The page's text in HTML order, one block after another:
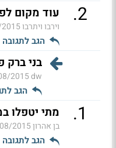
2
. עוד מקום
וירבו ויתרבו15:01
הגב לתגובה
בני ברק
dw
15:57
הגב
1
. מתי יטפלו
בן אהרון2015 14:12
הגב לתגובה